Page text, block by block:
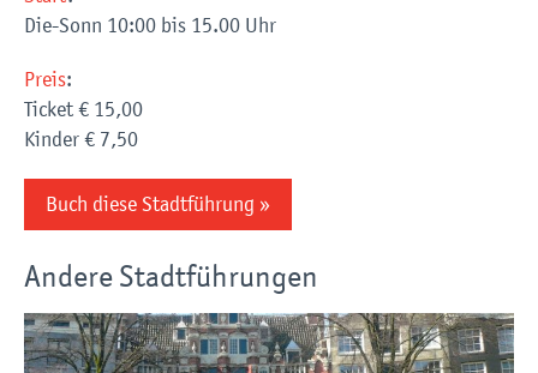
Die-Sonn 10:00 bis 15.00 Uhr
Preis:
Ticket € 15,00
Kinder € 7,50
Buch diese Stadtführung »
Andere Stadtführungen